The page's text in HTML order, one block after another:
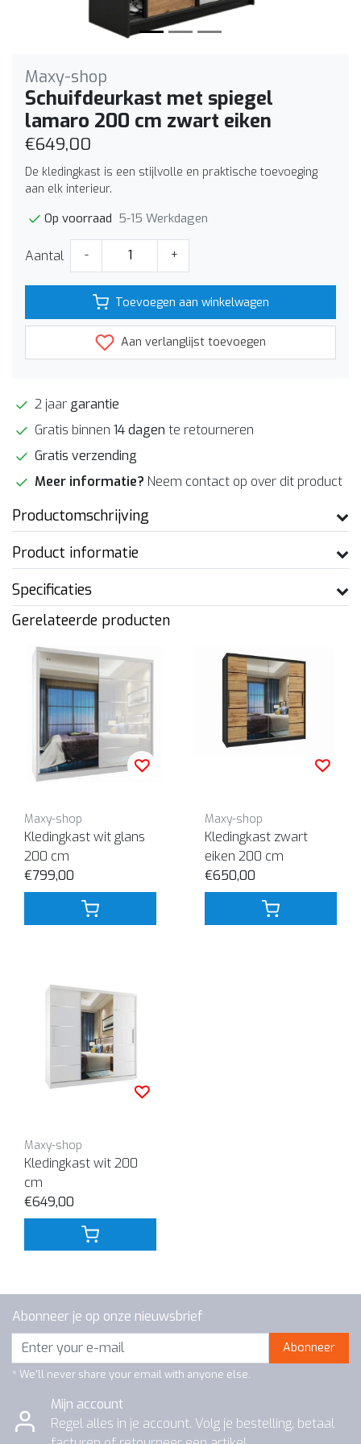
Maxy-shop
Schuifdeurkast met spiegel
lamaro 200 cm zwart eiken
€649,00
De kledingkast is een stijlvolle en praktische toevoeging
aan elk interieur.
Op voorraad 5-15 Werkdagen
Aantal - +
Toevoegen aan winkelwagen
Aan verlanglijst toevoegen
2 jaar garantie
Gratis binnen 14 dagen te retourneren
Gratis verzending
Meer informatie? Neem contact op over dit product
Productomschrijving
Product informatie
Specificaties
Gerelateerde producten
Maxy-shop
Kledingkast wit glans
200 cm
€799,00
Maxy-shop
Kledingkast zwart
eiken 200 cm
€650,00
Maxy-shop
Kledingkast wit 200
cm
€649,00
Abonneer je op onze nieuwsbrief
Abonneer
* We'll never share your email with anyone else.
Mijn account
Regel alles in je account. Volg je bestelling, betaal